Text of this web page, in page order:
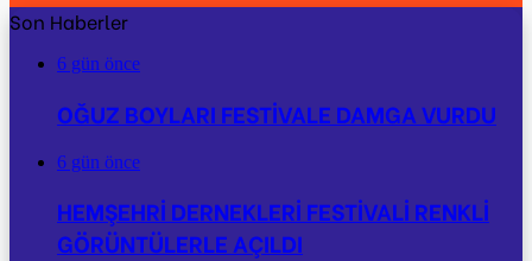
Son Haberler
6 gün önce
OĞUZ BOYLARI FESTİVALE DAMGA VURDU
6 gün önce
HEMŞEHRİ DERNEKLERİ FESTİVALİ RENKLİ
GÖRÜNTÜLERLE AÇILDI